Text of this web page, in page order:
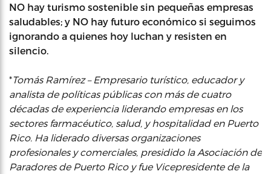
NO hay turismo sostenible sin pequeñas empresas
saludables; y NO hay futuro económico si seguimos
ignorando a quienes hoy luchan y resisten en
silencio.
*Tomás Ramírez – Empresario turístico, educador y
analista de políticas públicas con más de cuatro
décadas de experiencia liderando empresas en los
sectores farmacéutico, salud, y hospitalidad en Puerto
Rico. Ha liderado diversas organizaciones
profesionales y comerciales, presidido la Asociación de
Paradores de Puerto Rico y fue Vicepresidente de la